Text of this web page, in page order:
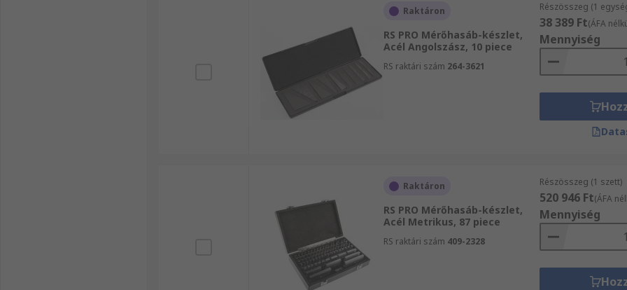
Raktáron
RS PRO Mérőhasáb-készlet,
Acél Angolszász, 10 piece
RS raktári szám 264-3621
Részösszeg (1
38 389 Ft(ÁFA
Mennyiség
Raktáron
RS PRO Mérőhasáb-készlet,
Acél Metrikus, 87 piece
RS raktári szám 409-2328
Részösszeg (1 szett)
520 946 Ft(ÁFA
Mennyiség